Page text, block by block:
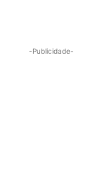
-Publicidade-